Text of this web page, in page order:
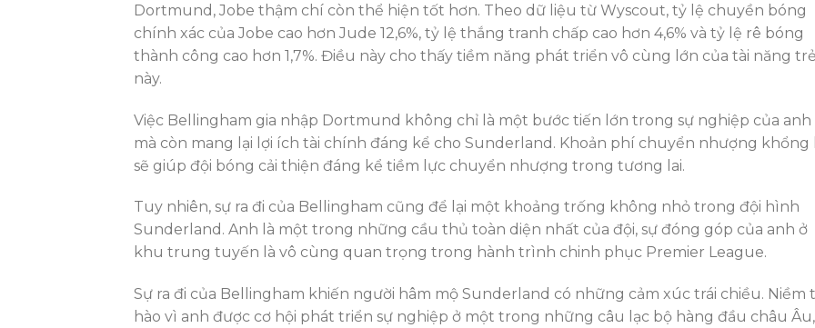
Dortmund, Jobe thậm chí còn thể hiện tốt hơn. Theo dữ liệu từ Wyscout, tỷ lệ chuyền bóng
chính xác của Jobe cao hơn Jude 12,6%, tỷ lệ thắng tranh chấp cao hơn 4,6% và tỷ lệ rê bóng
thành công cao hơn 1,7%. Điều này cho thấy tiềm năng phát triển vô cùng lớn của tài năng
này.
Việc Bellingham gia nhập Dortmund không chỉ là một bước tiến lớn trong sự nghiệp của anh
mà còn mang lại lợi ích tài chính đáng kể cho Sunderland. Khoản phí chuyển nhượng khổng
sẽ giúp đội bóng cải thiện đáng kể tiềm lực chuyển nhượng trong tương lai.
Tuy nhiên, sự ra đi của Bellingham cũng để lại một khoảng trống không nhỏ trong đội hình
Sunderland. Anh là một trong những cầu thủ toàn diện nhất của đội, sự đóng góp của anh ở
khu trung tuyến là vô cùng quan trọng trong hành trình chinh phục Premier League.
Sự ra đi của Bellingham khiến người hâm mộ Sunderland có những cảm xúc trái chiều. Niềm
hào vì anh được cơ hội phát triển sự nghiệp ở một trong những câu lạc bộ hàng đầu châu Âu,